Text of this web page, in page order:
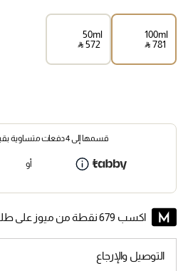
100ml
‎ ⃁ ⁦781⁩ ‎
50ml
‎ ⃁ ⁦572⁩ ‎
قسمها إلى 4 دفعات متساوية بقيمة
أو
اكسب 679 نقطة من ميوز على طلبك -
التوصيل والإرجاع